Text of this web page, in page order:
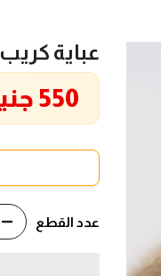
عباية كريب
550 جنيه
عدد القطع